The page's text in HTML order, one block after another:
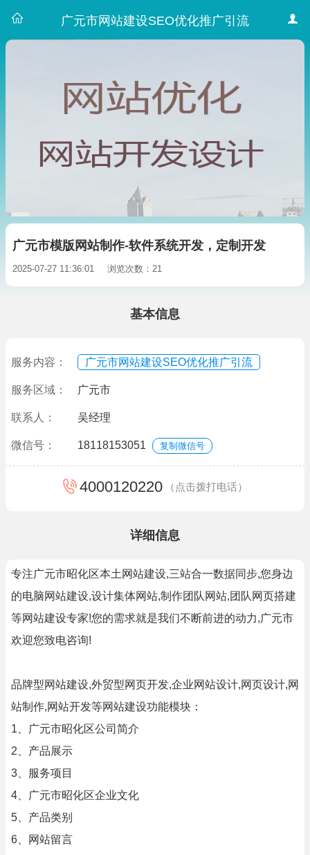
广元市网站建设SEO优化推广引流
广元市模版网站制作-软件系统开发，定制开发
2025-07-27 11:36:01 浏览次数：21
基本信息
服务内容： 广元市网站建设SEO优化推广引流
服务区域： 广元市
联系人： 吴经理
微信号： 18118153051 复制微信号
4000120220 （点击拨打电话）
详细信息
专注广元市昭化区本土网站建设,三站合一数据同步,您身边
的电脑网站建设,设计集体网站,制作团队网站,团队网页搭建
等网站建设专家!您的需求就是我们不断前进的动力,广元市
欢迎您致电咨询!
品牌型网站建设,外贸型网页开发,企业网站设计,网页设计,网
站制作,网站开发等网站建设功能模块：
1、广元市昭化区公司简介
2、产品展示
3、服务项目
4、广元市昭化区企业文化
5、产品类别
6、网站留言